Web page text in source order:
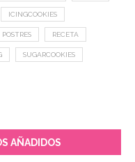
ICINGCOOKIES
POSTRES RECETA
SUGARCOOKIES
AÑADIDOS